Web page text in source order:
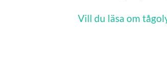
Vill du läsa om